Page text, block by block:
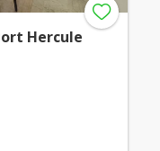
Hercule